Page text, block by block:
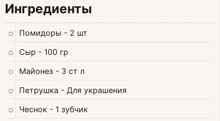
Ингредиенты
Помидоры - 2 шт
Сыр - 100 гр
Майонез - 3 ст л
Петрушка - Для украшения
Чеснок - 1 зубчик